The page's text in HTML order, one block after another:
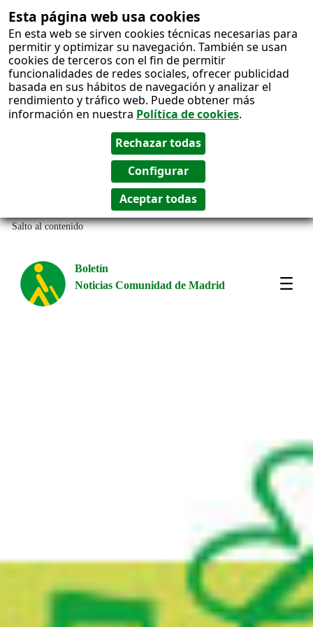
Esta página web usa cookies
En esta web se sirven cookies técnicas necesarias para
permitir y optimizar su navegación. También se usan
cookies de terceros con el fin de permitir
funcionalidades de redes sociales, ofrecer publicidad
basada en sus hábitos de navegación y analizar el
rendimiento y tráfico web. Puede obtener más
información en nuestra Política de cookies.
Salto al contenido
Boletín
Noticias Comunidad de Madrid